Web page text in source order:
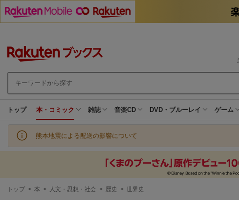
トップ 本・コミック 雑誌 音楽CD DVD・ブルーレイ ゲーム
熊本地震による配送の影響について
現
トップ > 本 > 人文・思想・社会 > 歴史 > 世界史